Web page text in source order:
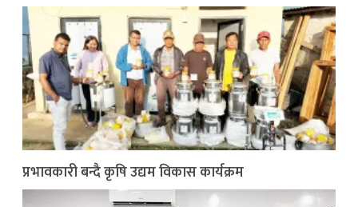
प्रभावकारी बन्दै कृषि उद्यम विकास कार्यक्रम